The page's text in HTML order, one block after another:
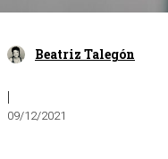
Beatriz Talegón
|
09/12/2021